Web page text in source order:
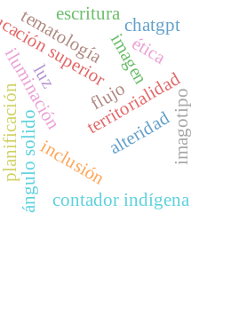
luz
iluminación flujo
ángulo solido
superior
inclusión
territorialidad
contador indígena
planificación alteridadimagotipo
imagen
tematología ética
chatgpt
escritura